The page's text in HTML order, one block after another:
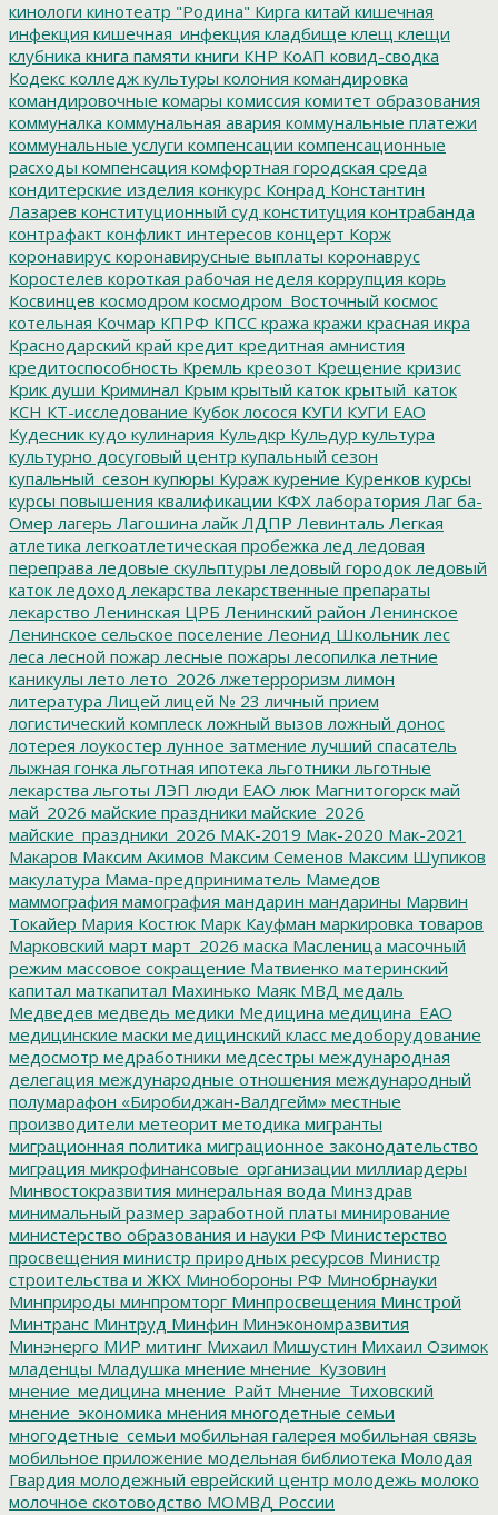
кинологи кинотеатр "Родина" Кирга китай кишечная
инфекция кишечная_инфекция кладбище клещ клещи
клубника книга памяти книги КНР КоАП ковид-сводка
Кодекс колледж культуры колония командировка
командировочные комары комиссия комитет образования
коммуналка коммунальная авария коммунальные платежи
коммунальные услуги компенсации компенсационные
расходы компенсация комфортная городская среда
кондитерские изделия конкурс Конрад Константин
Лазарев конституционный суд конституция контрабанда
контрафакт конфликт интересов концерт Корж
коронавирус коронавирусные выплаты коронаврус
Коростелев короткая рабочая неделя коррупция корь
Косвинцев космодром космодром_Восточный космос
котельная Кочмар КПРФ КПСС кража кражи красная икра
Краснодарский край кредит кредитная амнистия
кредитоспособность Кремль креозот Крещение кризис
Крик души Криминал Крым крытый каток крытый_каток
КСН КТ-исследование Кубок лосося КУГИ КУГИ ЕАО
Кудесник кудо кулинария Кульдкр Кульдур культура
культурно досуговый центр купальный сезон
купальный_сезон купюры Кураж курение Куренков курсы
курсы повышения квалификации КФХ лаборатория Лаг ба-
Омер лагерь Лагошина лайк ЛДПР Левинталь Легкая
атлетика легкоатлетическая пробежка лед ледовая
переправа ледовые скульптуры ледовый городок ледовый
каток ледоход лекарства лекарственные препараты
лекарство Ленинская ЦРБ Ленинский район Ленинское
Ленинское сельское поселение Леонид Школьник лес
леса лесной пожар лесные пожары лесопилка летние
каникулы лето лето_2026 лжетерроризм лимон
литература Лицей лицей № 23 личный прием
логистический комплеск ложный вызов ложный донос
лотерея лоукостер лунное затмение лучший спасатель
лыжная гонка льготная ипотека льготники льготные
лекарства льготы ЛЭП люди ЕАО люк Магнитогорск май
май_2026 майские праздники майские_2026
майские_праздники_2026 МАК-2019 Мак-2020 Мак-2021
Макаров Максим Акимов Максим Семенов Максим Шупиков
макулатура Мама-предприниматель Мамедов
маммография мамография мандарин мандарины Марвин
Токайер Мария Костюк Марк Кауфман маркировка товаров
Марковский март март_2026 маска Масленица масочный
режим массовое сокращение Матвиенко материнский
капитал маткапитал Махинько Маяк МВД медаль
Медведев медведь медики Медицина медицина_ЕАО
медицинские маски медицинский класс медоборудование
медосмотр медработники медсестры международная
делегация международные отношения международный
полумарафон «Биробиджан-Валдгейм» местные
производители метеорит методика мигранты
миграционная политика миграционное законодательство
миграция микрофинансовые_организации миллиардеры
Минвостокразвития минеральная вода Минздрав
минимальный размер заработной платы минирование
министерство образования и науки РФ Министерство
просвещения министр природных ресурсов Министр
строительства и ЖКХ Минобороны РФ Минобрнауки
Минприроды минпромторг Минпросвещения Минстрой
Минтранс Минтруд Минфин Минэкономразвития
Минэнерго МИР митинг Михаил Мишустин Михаил Озимок
младенцы Младушка мнение мнение_Кузовин
мнение_медицина мнение_Райт Мнение_Тиховский
мнение_экономика мнения многодетные семьи
многодетные_семьи мобильная галерея мобильная связь
мобильное приложение модельная библиотека Молодая
Гвардия молодежный еврейский центр молодежь молоко
молочное скотоводство МОМВД России